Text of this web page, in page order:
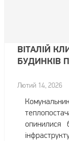
ВІТАЛІЙ
БУДИНКІВ
Лютий 14, 2026
опинилися